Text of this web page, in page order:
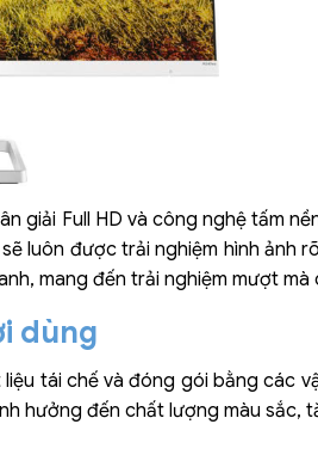
giải Full HD và công nghệ tấm
luôn được trải nghiệm hình ảnh
mang đến trải nghiệm mượt mà
dùng
tái chế và đóng gói bằng các
hưởng đến chất lượng màu sắc,